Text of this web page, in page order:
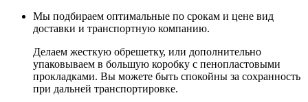
Мы подбираем оптимальные по срокам и цене вид
доставки и транспортную компанию.
Делаем жесткую обрешетку, или дополнительно
упаковываем в большую коробку с пенопластовыми
прокладками. Вы можете быть спокойны за сохранность
при дальней транспортировке.